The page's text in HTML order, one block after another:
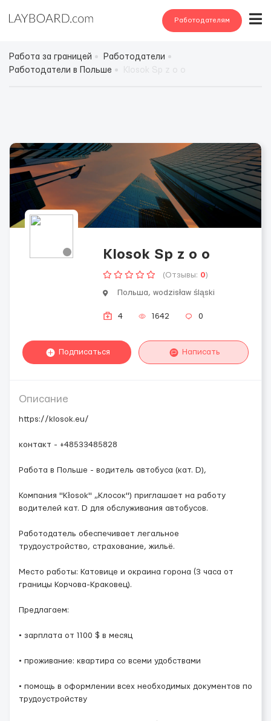
Работодателям
Работа за границей
Работодатели
Работодатели в Польше
Klosok Sp z o o
(Отзывы: 0)
Польша, wodzisław śląski
4 1642 0
Подписаться Написать
Описание
https://klosok.eu/
контакт - +48533485828
Работа в Польше - водитель автобуса (кат. D),
Компания "Кłosok" „Клосок") приглашает на работу
водителей кат. D для обслуживания автобусов.
Работодатель обеспечивает легальное
трудоустройство, страхование, жильё.
Место работы: Катовице и окраина горона (3 часа от
границы Корчова-Краковец).
Предлагаем:
• зарплата от 1100 $ в месяц
• проживание: квартира со всеми удобствами
• помощь в оформлении всех необходимых документов по
трудоустройству